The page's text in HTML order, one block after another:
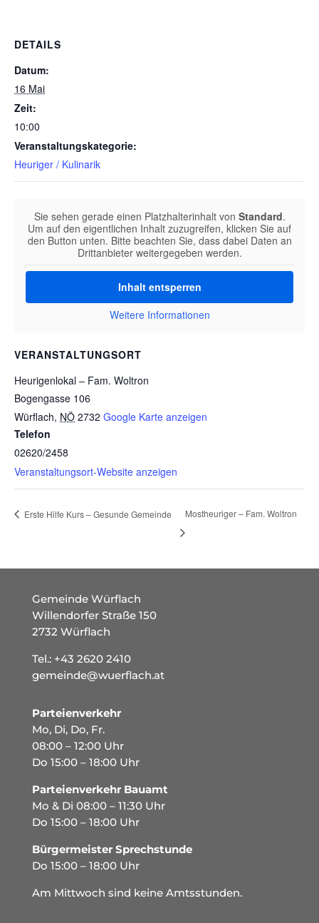
DETAILS
Datum:
16 Mai
Zeit:
10:00
Veranstaltungskategorie:
Heuriger / Kulinarik
VERANSTALTUNGSORT
Heurigenlokal – Fam. Woltron
Bogengasse 106
Würflach, NÖ 2732 Google Karte anzeigen
Telefon
02620/2458
Veranstaltungsort-Website anzeigen
Sie sehen gerade einen Platzhalterinhalt von Standard.
Um auf den eigentlichen Inhalt zuzugreifen, klicken Sie auf
den Button unten. Bitte beachten Sie, dass dabei Daten an
Drittanbieter weitergegeben werden.
Inhalt entsperren
Weitere Informationen
Erste Hilfe Kurs – Gesunde Gemeinde Mostheuriger – Fam. Woltron
Gemeinde Würflach
Willendorfer Straße 150
2732 Würflach
Tel.: +43 2620 2410
gemeinde@wuerflach.at
Parteienverkehr
Mo, Di, Do, Fr.
08:00 – 12:00 Uhr
Do 15:00 – 18:00 Uhr
Parteienverkehr Bauamt
Mo & Di 08:00 – 11:30 Uhr
Do 15:00 – 18:00 Uhr
Bürgermeister Sprechstunde
Do 15:00 – 18:00 Uhr
Am Mittwoch sind keine Amtsstunden.